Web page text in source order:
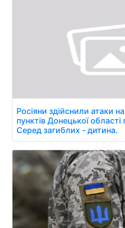
Росіяни здійснили атаки
пунктів Донецької
Серед загиблих - дитина.